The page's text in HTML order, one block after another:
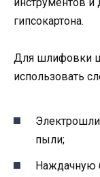
гипсокартона.
Для шлифовки
использовать
пыли;
Наждачную